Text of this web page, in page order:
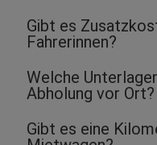
Gibt es
Fahrerinnen?
Welche
Abholung vor Ort?
Gibt es eine